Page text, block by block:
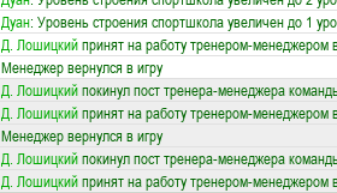
Дуан: Уровень строения спортшкола увеличен до 1
Д. Лошицкийпринят на работу тренером-менеджером
Менеджер вернулся в игру
Д. Лошицкийпокинул пост тренера-менеджера
Д. Лошицкийпринят на работу тренером-менеджером
Менеджер вернулся в игру
Д. Лошицкийпокинул пост тренера-менеджера
Д. Лошицкийпринят на работу тренером-менеджером